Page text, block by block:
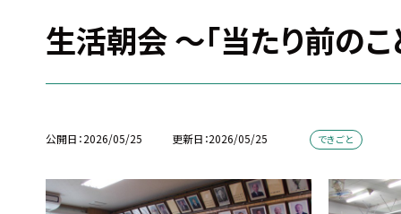
生活朝会 ～「当たり前の
公開日 2026/05/25 更新日 2026/05/25 できごと